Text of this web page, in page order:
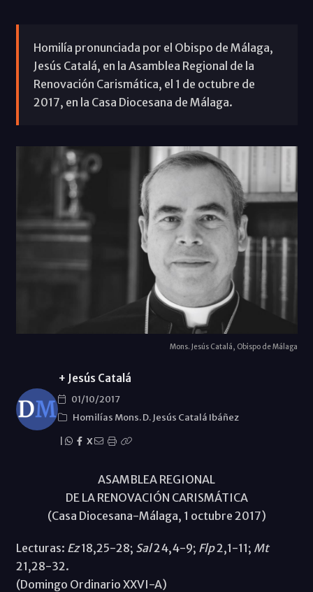
Homilía pronunciada por el Obispo de Málaga,
Jesús Catalá, en la Asamblea Regional de la
Renovación Carismática, el 1 de octubre de
2017, en la Casa Diocesana de Málaga.
Mons. Jesús Catalá, Obispo de Málaga
+ Jesús Catalá
01/10/2017
Homilías Mons. D. Jesús Catalá Ibáñez
X
ASAMBLEA REGIONAL
DE LA RENOVACIÓN CARISMÁTICA
(Casa Diocesana-Málaga, 1 octubre 2017)
Lecturas: Ez18,25-28; Sal24,4-9; Flp2,1-11; Mt
21,28-32.
(Domingo Ordinario XXVI-A)